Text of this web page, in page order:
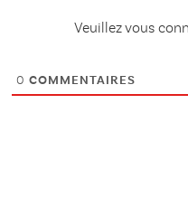
Veuillez vous
0 COMMENTAIRES